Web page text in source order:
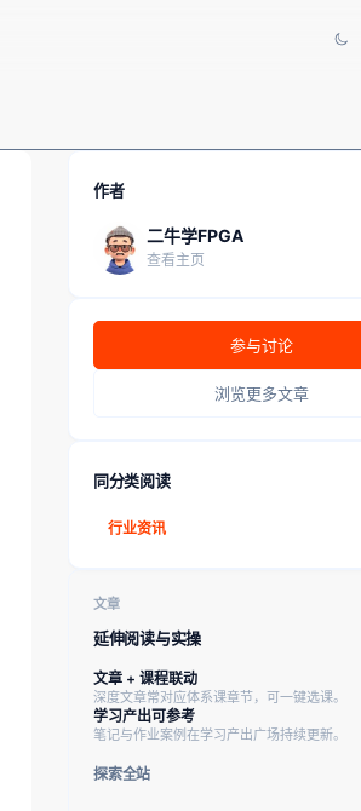
作者
二牛学FPGA
查看主页
参与讨论
浏览更多文章
同分类阅读
行业资讯
文章
延伸阅读与实操
文章 + 课程联动
深度文章常对应体系课章节，可一键选课。
学习产出可参考
笔记与作业案例在学习产出广场持续更新。
探索全站